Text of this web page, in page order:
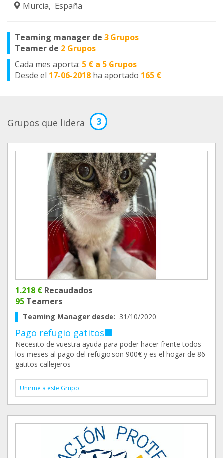
Murcia, España
Teaming manager de 3 Grupos
Teamer de 2 Grupos
Cada mes aporta: 5 € a 5 Grupos
Desde el 17-06-2018 ha aportado 165 €
Grupos que lidera 3
1.218 € Recaudados
95 Teamers
Teaming Manager desde: 31/10/2020
Pago refugio gatitos‍⬛
Necesito de vuestra ayuda para poder hacer frente todos
los meses al pago del refugio.son 900€ y es el hogar de 86
gatitos callejeros
Unirme a este Grupo